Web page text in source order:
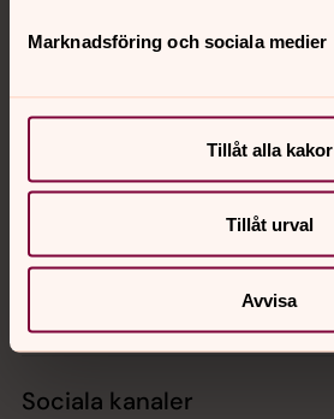
Marknadsföring och sociala medier
Tillåt alla kakor
Tillåt urval
Avvisa
Kontakt
Sociala kanaler